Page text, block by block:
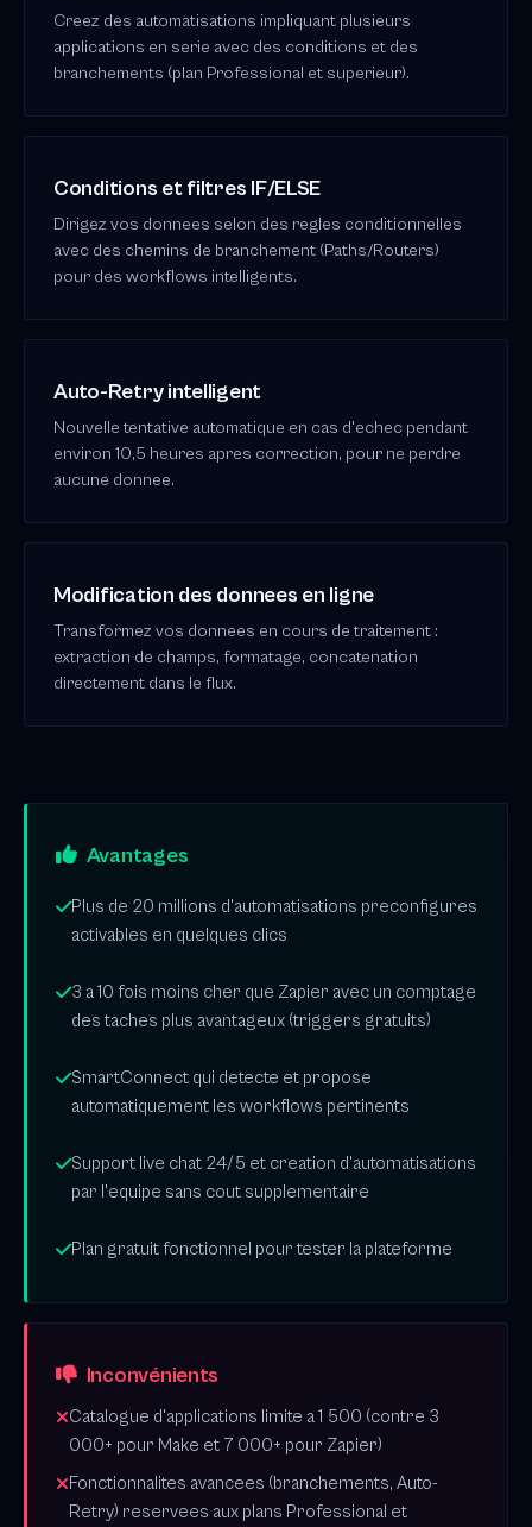
Creez des automatisations impliquant plusieurs
applications en serie avec des conditions et des
branchements (plan Professional et superieur).
Conditions et filtres IF/ELSE
Dirigez vos donnees selon des regles conditionnelles
avec des chemins de branchement (Paths/Routers)
pour des workflows intelligents.
Auto-Retry intelligent
Nouvelle tentative automatique en cas d'echec pendant
environ 10,5 heures apres correction, pour ne perdre
aucune donnee.
Modification des donnees en ligne
Transformez vos donnees en cours de traitement :
extraction de champs, formatage, concatenation
directement dans le flux.
Avantages
Plus de 20 millions d'automatisations preconfigures
activables en quelques clics
3 a 10 fois moins cher que Zapier avec un comptage
des taches plus avantageux (triggers gratuits)
SmartConnect qui detecte et propose
automatiquement les workflows pertinents
Support live chat 24/5 et creation d'automatisations
par l'equipe sans cout supplementaire
Plan gratuit fonctionnel pour tester la plateforme
Inconvénients
Catalogue d'applications limite a 1 500 (contre 3
000+ pour Make et 7 000+ pour Zapier)
Fonctionnalites avancees (branchements, Auto-
Retry) reservees aux plans Professional et